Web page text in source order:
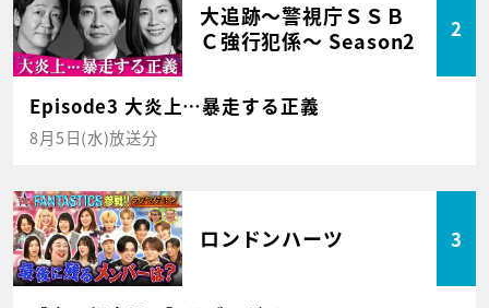
大追跡～警視庁ＳＳＢ
Ｃ強行犯係～ Season2
2
Episode3 大炎上…暴走する正義
8月5日(水)放送分
ロンドンハーツ 3